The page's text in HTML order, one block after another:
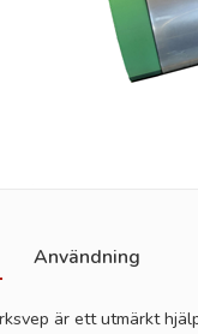
Användning
är ett utmärkt